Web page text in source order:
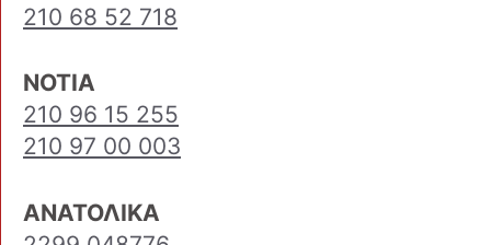
210 68 52 718
ΝΟΤΙΑ
210 96 15 255
210 97 00 003
ΑΝΑΤΟΛΙΚΑ